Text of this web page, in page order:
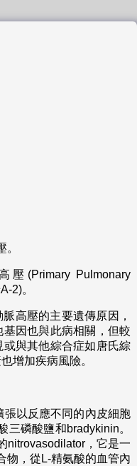
(Primary Pulmonary
2)。
高壓的主要遺傳原因，
因也與此病相關，但較
與其他綜合症如唐氏綜
增加疾病風險。
張以反應不同的內皮細胞
三磷酸鹽和bradykinin。
nitrovasodilator，它是一
物，從L-精氨酸的血管內